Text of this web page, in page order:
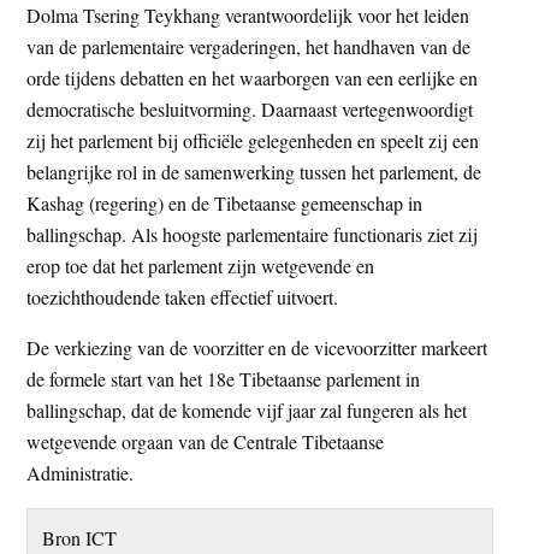
Dolma Tsering Teykhang verantwoordelijk voor het leiden
van de parlementaire vergaderingen, het handhaven van de
orde tijdens debatten en het waarborgen van een eerlijke en
democratische besluitvorming. Daarnaast vertegenwoordigt
zij het parlement bij officiële gelegenheden en speelt zij een
belangrijke rol in de samenwerking tussen het parlement, de
Kashag (regering) en de Tibetaanse gemeenschap in
ballingschap. Als hoogste parlementaire functionaris ziet zij
erop toe dat het parlement zijn wetgevende en
toezichthoudende taken effectief uitvoert.
De verkiezing van de voorzitter en de vicevoorzitter markeert
de formele start van het 18e Tibetaanse parlement in
ballingschap, dat de komende vijf jaar zal fungeren als het
wetgevende orgaan van de Centrale Tibetaanse
Administratie.
Bron ICT